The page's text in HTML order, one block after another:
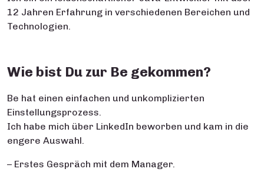
12 Jahren Erfahrung in verschiedenen Bereichen und
Technologien.
Wie bist Du zur Be gekommen?
Be hat einen einfachen und unkomplizierten
Einstellungsprozess.
Ich habe mich über LinkedIn beworben und kam in die
engere Auswahl.
– Erstes Gespräch mit dem Manager.